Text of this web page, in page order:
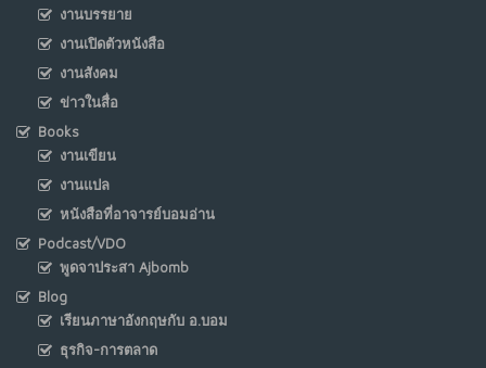
งานบรรยาย
งานเปิดตัวหนังสือ
งานสังคม
ข่าวในสื่อ
Books
งานเขียน
งานแปล
หนังสือที่อาจารย์บอมอ่าน
Podcast/VDO
พูดจาประสา Ajbomb
Blog
เรียนภาษาอังกฤษกับ อ.บอม
ธุรกิจ-การตลาด